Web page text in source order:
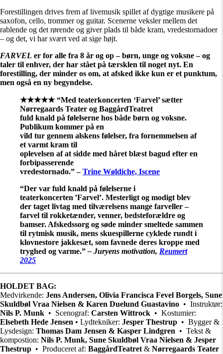
Forestillingen drives frem af livemusik spillet af dygtige musikere på
saxofon, cello, trommer og guitar. Scenerne veksler mellem det
rablende og det rørende og giver plads til både kram, vredestornadoer
– og det, vi har svært ved at sige højt.
FARVEL er for alle fra 8 år og op – børn, unge og voksne – og
taler til enhver, der har stået på tærsklen til noget nyt. En
forestilling, der minder os om, at afsked ikke kun er et punktum,
men også en ny begyndelse.
★★★★★ “Med teaterkoncerten ‘Farvel’ sætter
Nørregaards Teater og BaggårdTeatret
fuld knald på følelserne hos både børn og voksne.
Publikum kommer på en
vild tur gennem alskens følelser, fra fornemmelsen af
et varmt kram til
oplevelsen af at sidde med håret blæst bagud efter en
forbipasserende
vredestornado.” –Trine Wøldiche, Iscene
“Der var fuld knald på følelserne i
teaterkoncerten ’Farvel’. Mesterligt og modigt blev
der taget livtag med tilværelsens mange farveller –
farvel til rokketænder, venner, bedsteforældre og
bamser. Afskedssorg og søde minder smeltede sammen
til rytmisk musik, mens skuespillerne cyklede rundt i
klovnestore jakkesæt, som favnede deres kroppe med
tryghed og varme.”– Juryens motivation, Reumert
2025
HOLDET BAG:
Medvirkende: Jens Andersen, Olivia Francisca Fevel Borgels, Sune
Skuldbøl Vraa Nielsen & Karen Duelund Guastavino • Instruktør:
Nils P. Munk • Scenograf: Carsten Wittrock • Kostumier:
Elsebeth Hede Jensen • Lydtekniker: Jesper Thestrup • Bygger &
Lysdesign: Thomas Dam Jensen & Kasper Lindgren • Tekst &
kompostion: Nils P. Munk, Sune Skuldbøl Vraa Nielsen & Jesper
Thestrup • Produceret af: BaggårdTeatret & Nørregaards Teater